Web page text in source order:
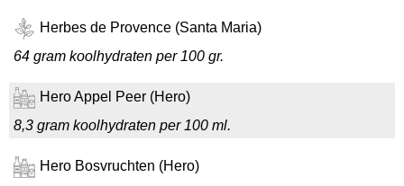
Herbes de Provence (Santa Maria)
64 gram koolhydraten per 100 gr.
Hero Appel Peer (Hero)
8,3 gram koolhydraten per 100 ml.
Hero Bosvruchten (Hero)